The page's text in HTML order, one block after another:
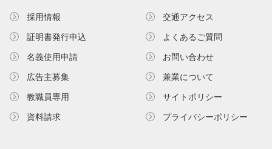
採用情報
証明書発⾏申込
名義使⽤申請
広告主募集
教職員専⽤
資料請求
交通アクセス
よくあるご質問
お問い合わせ
兼業について
サイトポリシー
プライバシーポリシー